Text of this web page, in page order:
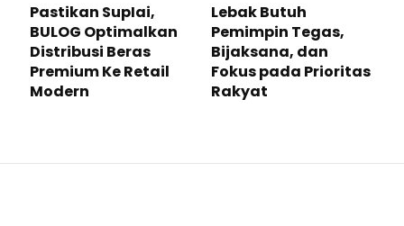
Pastikan SupIai,
BULOG Optimalkan
Distribusi Beras
Premium Ke Retail
Modern
Lebak Butuh
Pemimpin Tegas,
Bijaksana, dan
Fokus pada Prioritas
Rakyat